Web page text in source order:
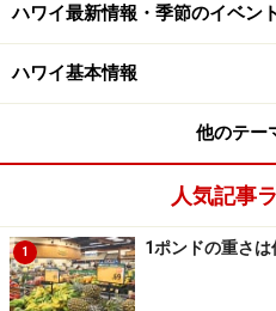
ハワイ最新情報・季節のイベント
ハワイ基本情報
他のテー
人気記事
1 1ポンドの重さ